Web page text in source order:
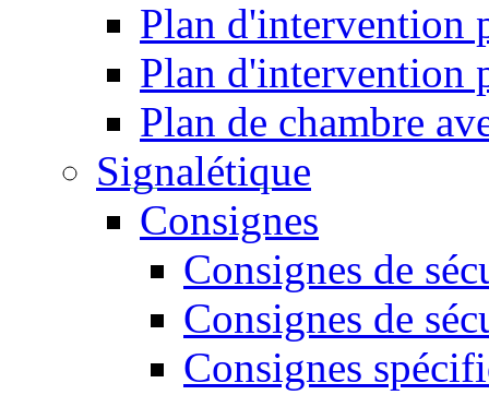
Plan d'intervention
Plan d'intervention
Plan de chambre
Signalétique
Consignes
Consignes de
Consignes de
Consignes